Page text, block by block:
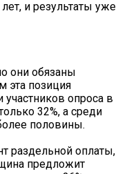
и результаты уже
они обязаны
эта позиция
участников опроса в
32%, а среди
половины.
раздельной оплаты,
предложит